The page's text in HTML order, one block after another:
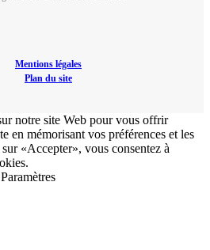
Mentions légales
Plan du site
notre site Web pour vous offrir
en mémorisant vos préférences et les
«Accepter», vous consentez à
Paramètres